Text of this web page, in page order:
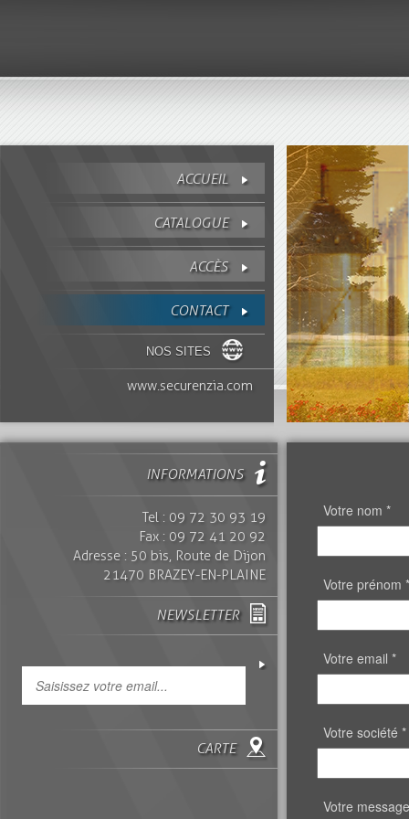
ACCUEIL
CATALOGUE
ACCÈS
CONTACT
NOS SITES
www.securenzia.com
INFORMATIONS
Tel : 09 72 30 93 19
Fax : 09 72 41 20 92
Adresse : 50 bis, Route de Dijon
21470 BRAZEY-EN-PLAINE
NEWSLETTER
CARTE
Votre nom *
Votre prénom *
Votre email *
Votre société *
Votre